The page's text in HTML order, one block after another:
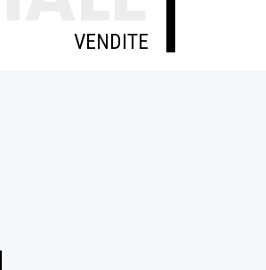
VENDITE